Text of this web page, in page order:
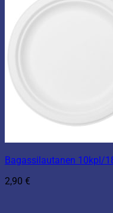
Bagassilautanen 10kpl/
2,90 €